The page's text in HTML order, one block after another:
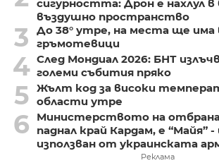
сигурността: Дрон е нахлул
въздушно пространство
3
До 38° утре, на места ще има
гръмотевици
4 След Мондиал 2026: БНТ
големи събития пряко
5 Жълт код за високи
области утре
6
Министерството на
паднал край Кардам, е “Майя”
използван от украинската
Реклама